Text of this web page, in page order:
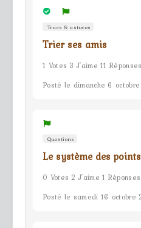
Trucs & astuces
Trier ses amis
1 Votes 3 J'aime 11 Réponses
Posté le dimanche 6
Questions
Le système des
0 Votes 2 J'aime 1 Réponses
Posté le samedi 16 octobre